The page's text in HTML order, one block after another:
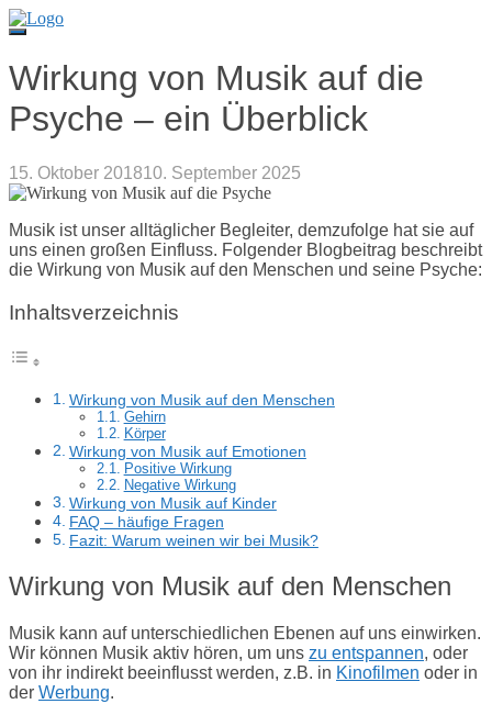
Direkt
zum
Wirkung von Musik auf die
Psyche – ein Überblick
15. Oktober 201810. September 2025
Musik ist unser alltäglicher Begleiter, demzufolge hat sie auf
uns einen großen Einfluss. Folgender Blogbeitrag beschreibt
die Wirkung von Musik auf den Menschen und seine Psyche:
Inhaltsverzeichnis
Wirkung von Musik auf den Menschen
Gehirn
Körper
Wirkung von Musik auf Emotionen
Positive Wirkung
Negative Wirkung
Wirkung von Musik auf Kinder
FAQ – häufige Fragen
Fazit: Warum weinen wir bei Musik?
Wirkung von Musik auf den Menschen
Musik kann auf unterschiedlichen Ebenen auf uns einwirken.
Wir können Musik aktiv hören, um uns zu entspannen, oder
von ihr indirekt beeinflusst werden, z.B. in Kinofilmen oder in
der Werbung.